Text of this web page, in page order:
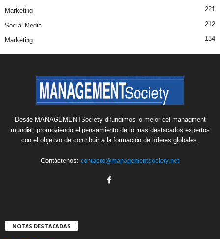
Marketing 221
Social Media 212
Marketing 134
Desde MANAGEMENTSociety difundimos lo mejor del managment
mundial, promoviendo el pensamiento de lo mas destacados expertos
con el objetivo de contribuir a la formación de líderes globales.
Contáctenos: contacto@managementsociety.net
NOTAS DESTACADAS